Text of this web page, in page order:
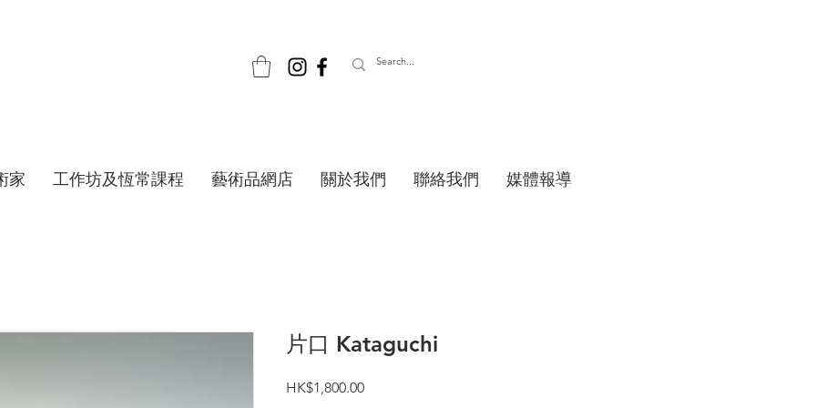
家 工作坊及恆常課程 藝術品網店 關於我們 聯絡我們 媒體報導
片口 Kataguchi
HK$1,800.00價